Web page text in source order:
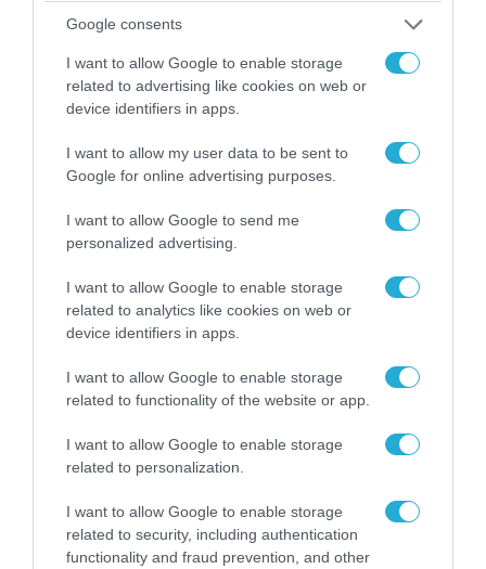
Google consents
I want to allow Google to enable storage
related to advertising like cookies on web or
device identifiers in apps.
I want to allow my user data to be sent to
Google for online advertising purposes.
I want to allow Google to send me
personalized advertising.
I want to allow Google to enable storage
related to analytics like cookies on web or
device identifiers in apps.
I want to allow Google to enable storage
related to functionality of the website or app.
I want to allow Google to enable storage
related to personalization.
I want to allow Google to enable storage
related to security, including authentication
functionality and fraud prevention, and other
«Επιχείρηση ελεύθερα πεζοδρόμια» στην
Αθήνα: Απομακρύνθηκαν παράνομα
αντικείμενα από κοινόχρηστους χώρους
06.08.2026 | 09:03
τα ζώα που χάθηκαν στις πυρκαγιές της
Αττικής (φωτο)